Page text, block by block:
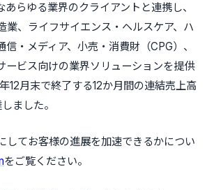
あらゆる業界のクライアントと連携し、
業、ライフサイエンス・ヘルスケア、ハ
・メディア、小売・消費財（CPG）、
ービス向けの業界ソリューションを提供
12月末で終了する12か月間の連結売上高
ました。
してお客様の進展を加速できるかについ
をご覧ください。